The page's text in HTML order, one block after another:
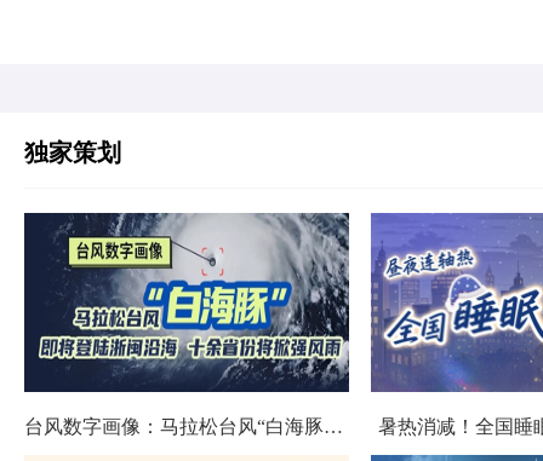
独家策划
台风数字画像：马拉松台风“白海豚”将影响十余省份 暑热消减！全国睡